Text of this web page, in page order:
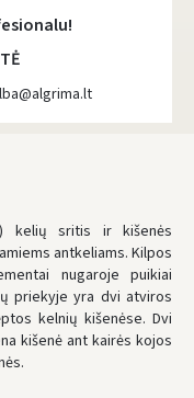
€
NEMOKAMAI!
80 €
kelių sritis ir kišenės
antkeliams. Kilpos
nugaroje puikiai
priekyje yra dvi atviros
kelnių kišenėse. Dvi
kišenė ant kairės kojos